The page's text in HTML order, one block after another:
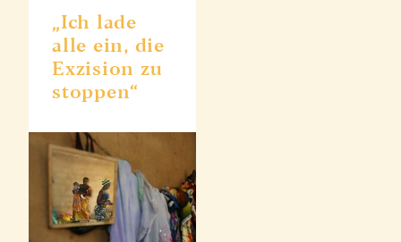
„Ich lade
alle ein, die
Exzision zu
stoppen“